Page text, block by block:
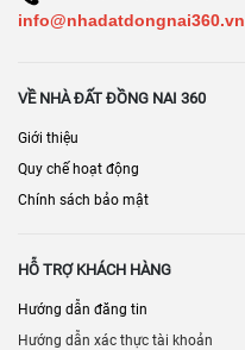
info@nhadatdongnai360.vn
VỀ NHÀ ĐẤT ĐỒNG NAI 360
Giới thiệu
Quy chế hoạt động
Chính sách bảo mật
HỖ TRỢ KHÁCH HÀNG
Hướng dẫn đăng tin
Hướng dẫn xác thực tài khoản